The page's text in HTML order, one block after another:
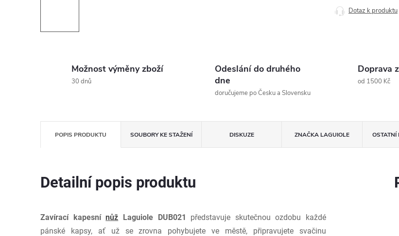
Dotaz k produktu
Možnost výměny zboží
30 dnů
Odeslání do druhého
dne
doručujeme po Česku a Slovensku
Doprava
od 1500 Kč
POPIS PRODUKTU SOUBORY KE STAŽENÍ DISKUZE ZNAČKALAGUIOLE OSTATNÍ
Detailní popis produktu
Zavírací kapesnínůž Laguiole DUB021 představuje skutečnou ozdobu každé
pánské kapsy, ať už se zrovna pohybujete ve městě, připravujete svačinu